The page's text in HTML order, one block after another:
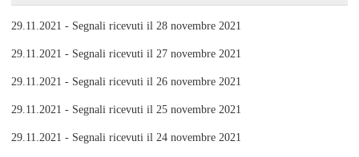
29.11.2021 - Segnali ricevuti il 28 novembre 2021
29.11.2021 - Segnali ricevuti il 27 novembre 2021
29.11.2021 - Segnali ricevuti il 26 novembre 2021
29.11.2021 - Segnali ricevuti il 25 novembre 2021
29.11.2021 - Segnali ricevuti il 24 novembre 2021